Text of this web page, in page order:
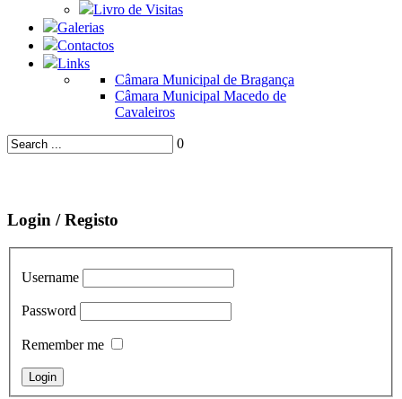
Livro de Visitas
Galerias
Contactos
Links
Câmara Municipal de Bragança
Câmara Municipal Macedo de
Cavaleiros
0
Login / Registo
Username
Password
Remember me